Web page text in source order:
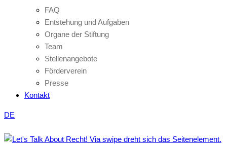
FAQ
Entstehung und Aufgaben
Organe der Stiftung
Team
Stellenangebote
Förderverein
Presse
Kontakt
DE